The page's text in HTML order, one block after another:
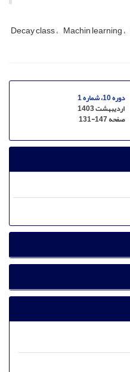
Decay class Machin learning
دوره 10، شماره 1
اردیبهشت 1403
صفحه131-147